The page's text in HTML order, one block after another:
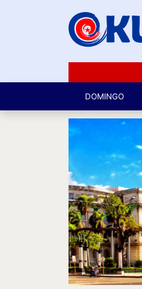
DOMINGO